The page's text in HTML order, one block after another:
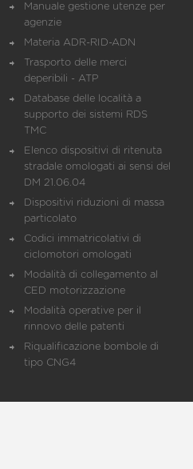
Manuale gestione utenze per
agenzie
Materia ADR-RID-ADN
Trasporto delle merci
deperibili - ATP
Database delle località a
supporto dei sistemi RDS
TMC
Elenco dispositivi di ritenuta
stradale omologati ai sensi del
DM 21.06.04
Dispositivi riduzioni di massa
particolato
Codici immatricolativi di
ciclomotori omologati
Modalità di collegamento al
CED motorizzazione
Modalità operative per il
rinnovo delle patenti
Riqualificazione bombole di
tipo CNG4